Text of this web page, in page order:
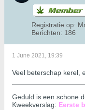
Registratie op:
Berichten: 186
1 June 2021, 19:39
Veel beterschap kerel,
Geduld is een schone
Kweekverslag: Eerste